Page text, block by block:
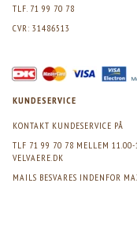
TLF. 71 99 70 78
CVR: 31486513
KUNDESERVICE
KONTAKT KUNDESERVICE PÅ
TLF 71 99 70 78 MELLEM 11.00-
VELVAERE.DK
MAILS BESVARES INDENFOR